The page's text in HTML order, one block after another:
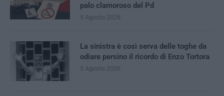
palo clamoroso del Pd
5 Agosto 2026
La sinistra è così serva delle toghe da
odiare persino il ricordo di Enzo Tortora
5 Agosto 2026